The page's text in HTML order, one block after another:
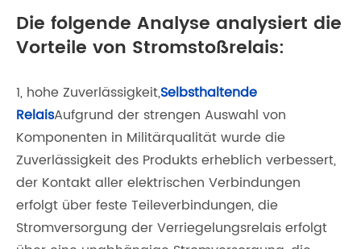
Die folgende Analyse analysiert die
Vorteile von Stromstoßrelais:
1, hohe Zuverlässigkeit,Selbsthaltende
RelaisAufgrund der strengen Auswahl von
Komponenten in Militärqualität wurde die
Zuverlässigkeit des Produkts erheblich verbessert,
der Kontakt aller elektrischen Verbindungen
erfolgt über feste Teileverbindungen, die
Stromversorgung der Verriegelungsrelais erfolgt